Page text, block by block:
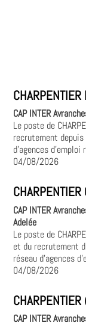
CAP INTER
Le poste de
recrutement depuis
d'agences d'emploi
04/08/2026
CAP INTER
Adelée
Le poste de
et du recrutement
réseau d'agences
04/08/2026
CAP INTER